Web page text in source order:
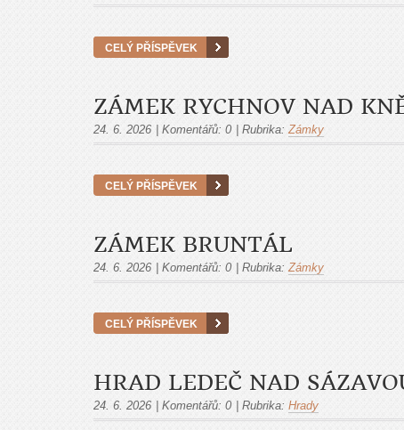
CELÝ PŘÍSPĚVEK
ZÁMEK RYCHNOV NAD
24. 6. 2026 Komentářů: 0 Rubrika: Zámky
CELÝ PŘÍSPĚVEK
ZÁMEK BRUNTÁL
24. 6. 2026 Komentářů: 0 Rubrika: Zámky
CELÝ PŘÍSPĚVEK
HRAD LEDEČ NAD
24. 6. 2026 Komentářů: 0 Rubrika: Hrady